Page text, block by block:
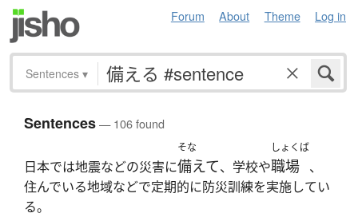
Forum About Theme Log in
Sentences ▾
Sentences— 106 found
日本では地震などの災害に
そな
備えて、学校や
しょくば
職場 、
住んでいる地域などで定期的に防災訓練を実施してい
る。